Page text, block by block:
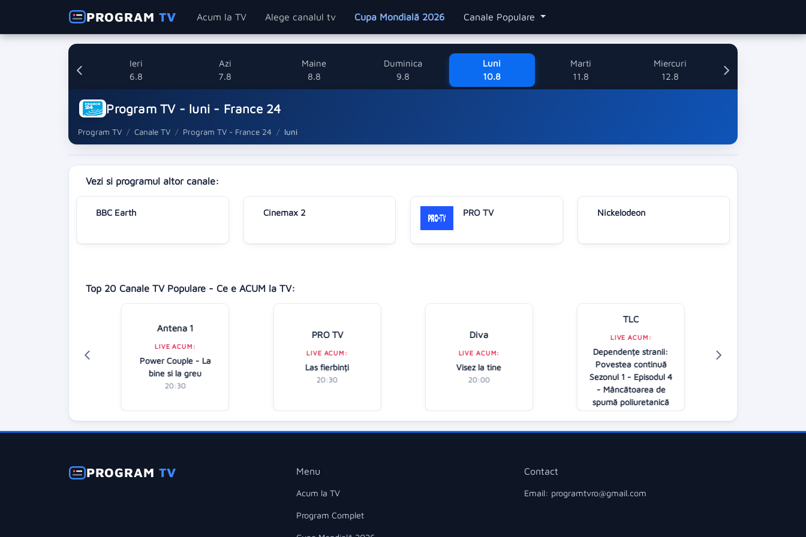
PROGRAMTV Acum la TV Alege canalul tv Cupa Mondială 2026 Canale Populare
Ieri
6.8
Azi
7.8
Maine
8.8
Duminica
9.8
Luni
10.8
Marti
11.8
Miercuri
12.8
Program TV - luni - France 24
Program TV Canale TV Program TV - France 24 luni
Vezi si programul altor canale:
BBC Earth Cinemax 2 PRO TV Nickelodeon
Top 20 Canale TV Populare - Ce e ACUM la TV:
Antena 1
LIVE ACUM:
Power Couple - La
bine si la greu
20:30
PRO TV
LIVE ACUM:
Las fierbinți
20:30
Diva
LIVE ACUM:
Visez la tine
20:00
TLC
LIVE ACUM:
Dependențe stranii:
Povestea continuă
Sezonul 1 - Episodul 4
- Mâncătoarea de
spumă poliuretanică
20:00
PROGRAMTV Menu
Acum la TV
Program Complet
Contact
Email: programtvro@gmail.com